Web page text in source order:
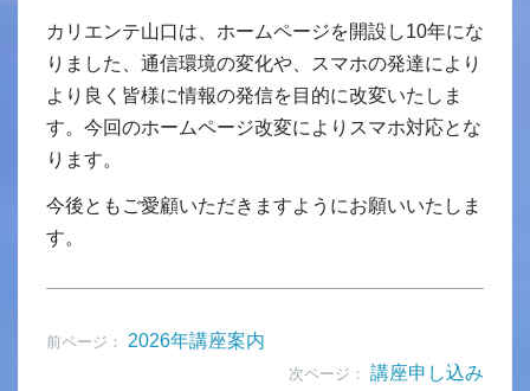
カリエンテ山口は、ホームページを開設し10年にな
りました、通信環境の変化や、スマホの発達により
より良く皆様に情報の発信を目的に改変いたしま
す。今回のホームページ改変によりスマホ対応とな
ります。
今後ともご愛顧いただきますようにお願いいたしま
す。
前ページ： 2026年講座案内
次ページ： 講座申し込み